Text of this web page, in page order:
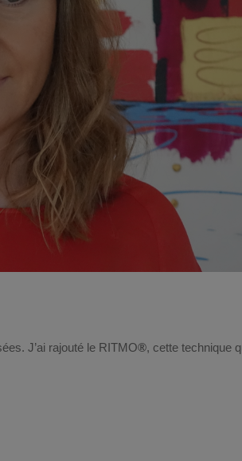
J’ai rajouté le RITMO®, cette technique